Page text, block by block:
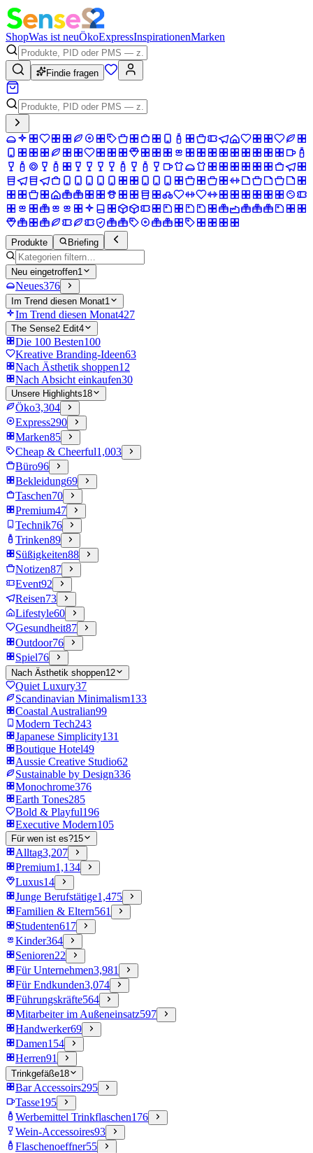
ShopWas ist neuÖkoExpressInspirationenMarken
Findie fragen
Produkte Briefing
Neu eingetroffen1
Neues376
Im Trend diesen Monat1
Im Trend diesen Monat427
The Sense2 Edit4
Die 100 Besten100
Kreative Branding-Ideen63
Nach Ästhetik shoppen12
Nach Absicht einkaufen30
Unsere Highlights18
Öko3,304
Express290
Marken85
Cheap & Cheerful1,003
Büro96
Bekleidung69
Taschen70
Premium47
Technik76
Trinken89
Süßigkeiten88
Notizen87
Event92
Reisen73
Lifestyle60
Gesundheit87
Outdoor76
Spiel76
Nach Ästhetik shoppen12
Quiet Luxury37
Scandinavian Minimalism133
Coastal Australian99
Modern Tech243
Japanese Simplicity131
Boutique Hotel49
Aussie Creative Studio62
Sustainable by Design336
Monochrome376
Earth Tones285
Bold & Playful196
Executive Modern105
Für wen ist es?15
Alltag3,207
Premium1,134
Luxus14
Junge Berufstätige1,475
Familien & Eltern561
Studenten617
Kinder364
Senioren22
Für Unternehmen3,981
Für Endkunden3,074
Führungskräfte564
Mitarbeiter im Außeneinsatz597
Handwerker69
Damen154
Herren91
Trinkgefäße18
Bar Accessoirs295
Tasse195
Werbemittel Trinkflaschen176
Wein-Accessoires93
Flaschenoeffner55